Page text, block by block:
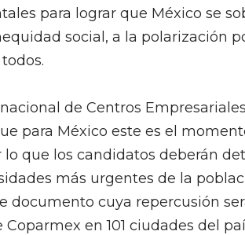
para lograr que México se
social, a la polarización
de Centros
para México este es el
que los candidatos deberán
más urgentes de la
documento cuya repercusión
en 101 ciudades del